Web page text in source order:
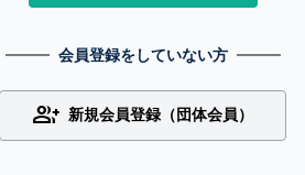
会員登録をしていない方
group_add 新規会員登録（団体会員）